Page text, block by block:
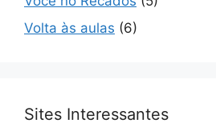
Volta às aulas (6)
Sites Interessantes